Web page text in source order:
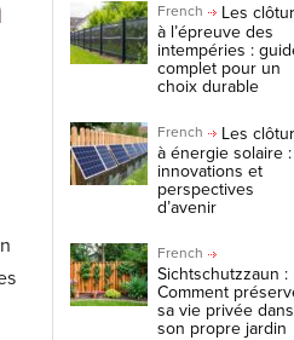
French
Les
à l’épreuve des
intempéries :
complet pour un
choix durable
French
Les
à énergie solaire :
innovations et
perspectives
d’avenir
French
Sichtschutzzaun :
Comment
sa vie privée dans
son propre jardin